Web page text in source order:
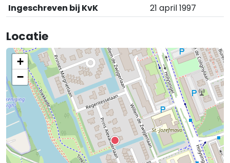
Ingeschreven bij KvK
21 april 1997
Locatie
+
−